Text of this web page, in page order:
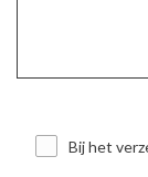
Bij het